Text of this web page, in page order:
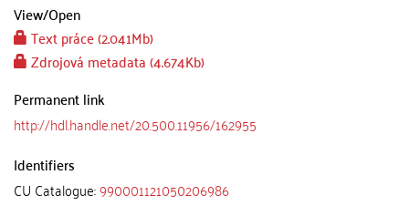
View/Open
Text práce (2.041Mb)
Zdrojová metadata (4.674Kb)
Permanent link
http://hdl.handle.net/20.500.11956/162955
Identifiers
CU Catalogue:990001121050206986